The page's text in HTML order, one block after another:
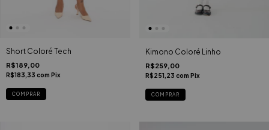
Short Coloré Tech
R$189,00
R$183,33 com Pix
COMPRAR
Kimono Coloré Linho
R$259,00
R$251,23 com Pix
COMPRAR